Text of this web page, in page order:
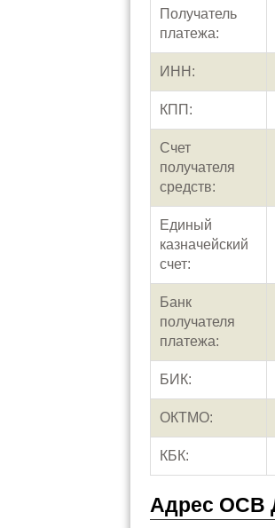
Получатель
платежа:
ИНН:
КПП:
Счет
получателя
средств:
Единый
казначейский
счет:
Банк
получателя
платежа:
БИК:
ОКТМО:
КБК:
Адрес ОСВ